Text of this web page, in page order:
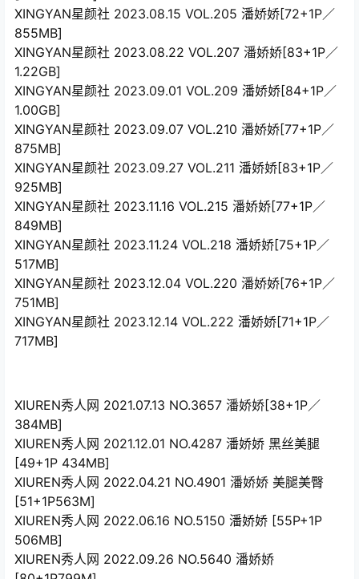
XINGYAN星颜社 2023.08.15 VOL.205 潘娇娇[72+1P／
855MB]
XINGYAN星颜社 2023.08.22 VOL.207 潘娇娇[83+1P／
1.22GB]
XINGYAN星颜社 2023.09.01 VOL.209 潘娇娇[84+1P／
1.00GB]
XINGYAN星颜社 2023.09.07 VOL.210 潘娇娇[77+1P／
875MB]
XINGYAN星颜社 2023.09.27 VOL.211 潘娇娇[83+1P／
925MB]
XINGYAN星颜社 2023.11.16 VOL.215 潘娇娇[77+1P／
849MB]
XINGYAN星颜社 2023.11.24 VOL.218 潘娇娇[75+1P／
517MB]
XINGYAN星颜社 2023.12.04 VOL.220 潘娇娇[76+1P／
751MB]
XINGYAN星颜社 2023.12.14 VOL.222 潘娇娇[71+1P／
717MB]
XIUREN秀人网 2021.07.13 NO.3657 潘娇娇[38+1P／
384MB]
XIUREN秀人网 2021.12.01 NO.4287 潘娇娇 黑丝美腿
[49+1P 434MB]
XIUREN秀人网 2022.04.21 NO.4901 潘娇娇 美腿美臀
[51+1P563M]
XIUREN秀人网 2022.06.16 NO.5150 潘娇娇 [55P+1P
506MB]
XIUREN秀人网 2022.09.26 NO.5640 潘娇娇